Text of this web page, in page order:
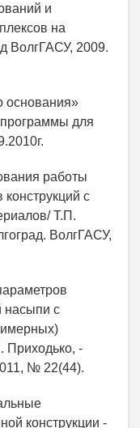
и
на
ВолгГАСУ, 2009.
основания»
программы для
работы
с
Т.П.
ВолгГАСУ,
насыпи с
Приходько, -
№ 22(44).
конструкции -